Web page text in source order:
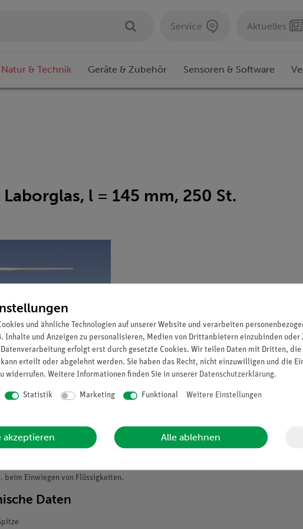
Service Aktuelles
Natur & Technik Geräte & Zubehör Sensoren & Software
l = 145 mm, 250 St.
beim Einwiegen von Flüssigkeiten.
Daten
und ähnliche Technologien auf unserer Website und verarbeiten
Inhalte und Anzeigen zu personalisieren, Medien von Drittanbietern einzubinden oder
erfolgt erst durch gesetzte Cookies. Wir teilen Daten mit Dritten,
kann erteilt oder abgelehnt werden. Sie haben das Recht, nicht einzuwilligen und die
widerrufen. Weitere Informationen finden Sie in unserer Daten­schutz­erklärung.
Statistik Marketing Funktional Weitere Einstellungen
akzeptieren Alle ablehnen